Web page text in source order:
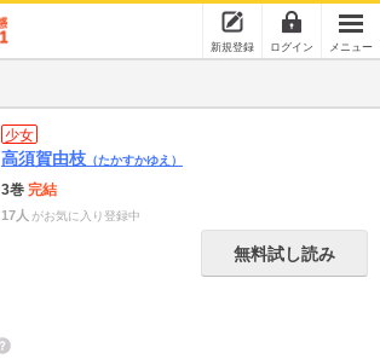
新規登録 ログイン メニュー
少女
高須賀由枝 （たかすかゆえ）
3巻 完結
17人 がお気に入り登録中
無料試し読み